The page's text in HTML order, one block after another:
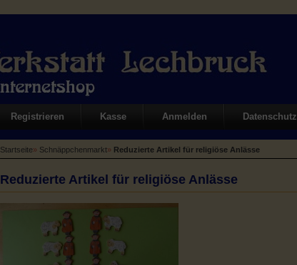
Registrieren Kasse Anmelden Datenschutz
Startseite» Schnäppchenmarkt» Reduzierte Artikel für religiöse Anlässe
Reduzierte Artikel für religiöse Anlässe